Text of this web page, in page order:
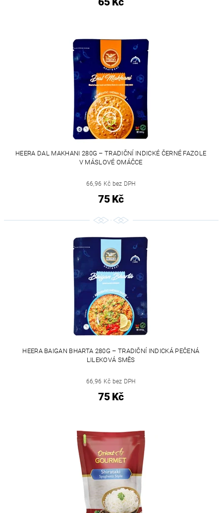
HEERA DAL MAKHANI 280G – TRADIČNÍ INDICKÉ ČERNÉ FAZOLE
V MÁSLOVÉ OMÁČCE
66,96 Kč bez DPH
75 Kč
HEERA BAIGAN BHARTA 280G – TRADIČNÍ INDICKÁ PEČENÁ
LILEKOVÁ SMĚS
66,96 Kč bez DPH
75 Kč